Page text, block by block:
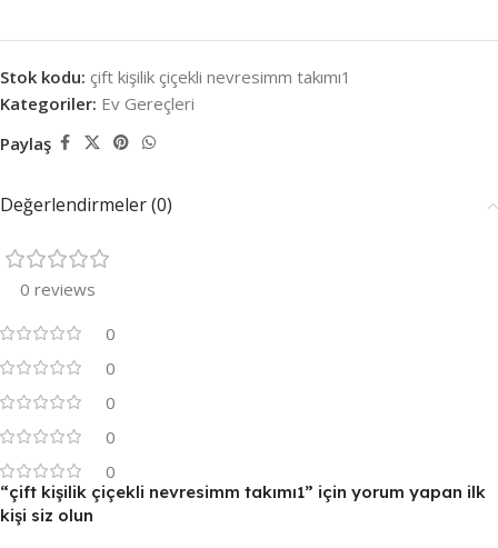
Stok kodu: çift kişilik çiçekli nevresimm takımı1
Kategoriler: Ev Gereçleri
Paylaş
Değerlendirmeler (0)
0 reviews
0
0
0
0
0
“çift kişilik çiçekli nevresimm takımı1” için yorum yapan ilk
kişi siz olun